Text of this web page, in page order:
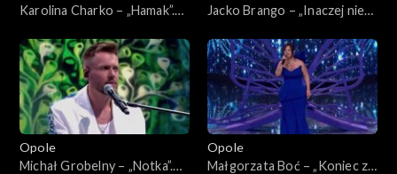
Karolina Charko – „Hamak”.
Jacko Brango – „Inaczej nie
„Debiuty”
Opole
Michał Grobelny – „Notka”.
Opole
Małgorzata Boć – „Koniec z